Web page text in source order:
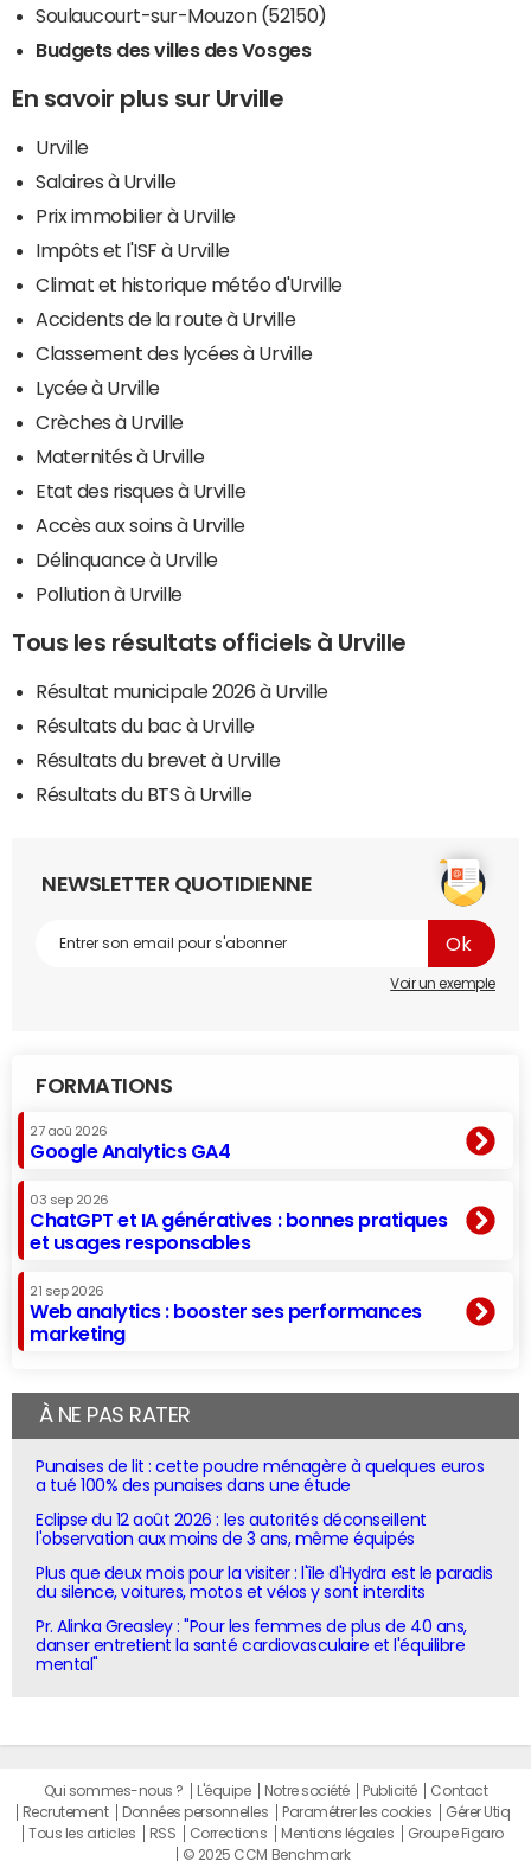
Soulaucourt-sur-Mouzon (52150)
Budgets des villes des Vosges
En savoir plus sur Urville
Urville
Salaires à Urville
Prix immobilier à Urville
Impôts et l'ISF à Urville
Climat et historique météo d'Urville
Accidents de la route à Urville
Classement des lycées à Urville
Lycée à Urville
Crèches à Urville
Maternités à Urville
Etat des risques à Urville
Accès aux soins à Urville
Délinquance à Urville
Pollution à Urville
Tous les résultats officiels à Urville
Résultat municipale 2026 à Urville
Résultats du bac à Urville
Résultats du brevet à Urville
Résultats du BTS à Urville
NEWSLETTER QUOTIDIENNE
Voir un exemple
FORMATIONS
27 aoû 2026
Google Analytics GA4
03 sep 2026
ChatGPT et IA génératives : bonnes pratiques
et usages responsables
21 sep 2026
Web analytics : booster ses performances
marketing
À NE PAS RATER
Punaises de lit : cette poudre ménagère à quelques euros
a tué 100% des punaises dans une étude
Eclipse du 12 août 2026 : les autorités déconseillent
l'observation aux moins de 3 ans, même équipés
Plus que deux mois pour la visiter : l'île d'Hydra est le paradis
du silence, voitures, motos et vélos y sont interdits
Pr. Alinka Greasley : "Pour les femmes de plus de 40 ans,
danser entretient la santé cardiovasculaire et l'équilibre
mental"
Qui sommes-nous ? L'équipe Notre société Publicité
Contact
Recrutement
Données personnelles Paramétrer les cookies
Gérer Utiq
Tous les articles
RSS Corrections Mentions légales
Groupe Figaro
© 2025 CCM Benchmark